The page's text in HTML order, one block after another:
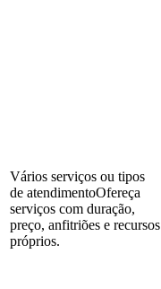
Vários serviços ou tipos
de atendimentoOfereça
serviços com duração,
preço, anfitriões e recursos
próprios.